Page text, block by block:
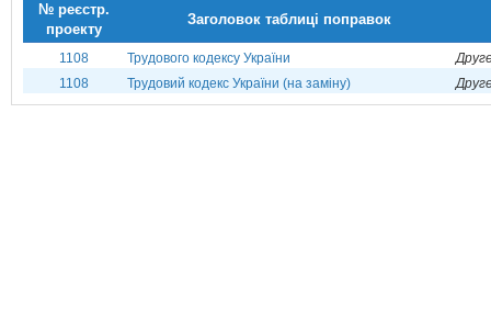
№ реєстр.
проекту
Заголовок таблиці поправок
1108 Трудового кодексу України
1108
Трудовий кодекс України (на заміну)